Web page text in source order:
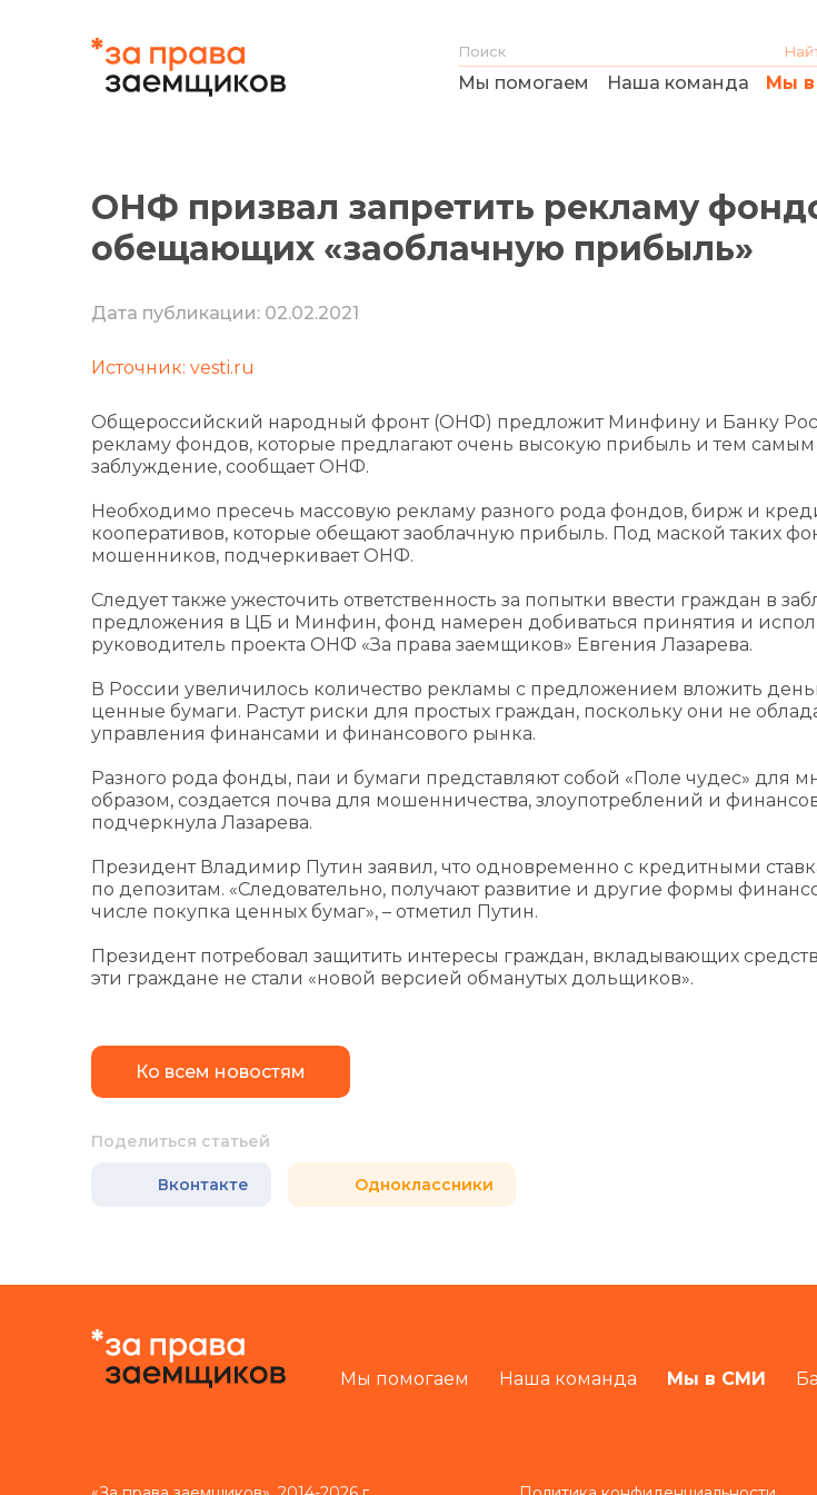
Мы помогаем Наша команда Мы
ОНФ призвал запретить рекламу
обещающих «заоблачную прибыль»
Дата публикации: 02.02.2021
Источник: vesti.ru
Общероссийский народный фронт (ОНФ) предложит Минфину и Банку
рекламу фондов, которые предлагают очень высокую прибыль и тем самым
заблуждение, сообщает ОНФ.
Необходимо пресечь массовую рекламу разного рода фондов, бирж и
кооперативов, которые обещают заоблачную прибыль. Под маской таких
мошенников, подчеркивает ОНФ.
Следует также ужесточить ответственность за попытки ввести граждан в
предложения в ЦБ и Минфин, фонд намерен добиваться принятия и
руководитель проекта ОНФ «За права заемщиков» Евгения Лазарева.
В России увеличилось количество рекламы с предложением вложить
ценные бумаги. Растут риски для простых граждан, поскольку они не
управления финансами и финансового рынка.
Разного рода фонды, паи и бумаги представляют собой «Поле чудес» для
образом, создается почва для мошенничества, злоупотреблений и
подчеркнула Лазарева.
Президент Владимир Путин заявил, что одновременно с кредитными
по депозитам. «Следовательно, получают развитие и другие формы
числе покупка ценных бумаг», – отметил Путин.
Президент потребовал защитить интересы граждан, вкладывающих
эти граждане не стали «новой версией обманутых дольщиков».
Ко всем новостям
Поделиться статьей
Вконтакте Одноклассники
Мы помогаем Наша команда Мы в СМИ